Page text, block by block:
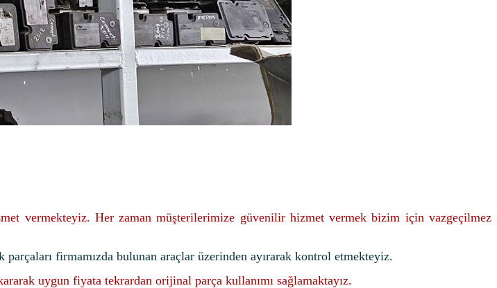
vermekteyiz. Her zaman müşterilerimize güvenilir hizmet vermek bizim için vazgeçilmez
firmamızda bulunan araçlar üzerinden ayırarak kontrol etmekteyiz.
uygun fiyata tekrardan orijinal parça kullanımı sağlamaktayız.